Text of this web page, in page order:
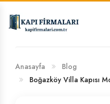
BANKA HESAP
Anasayfa
Blog
Boğazköy Villa Kapısı